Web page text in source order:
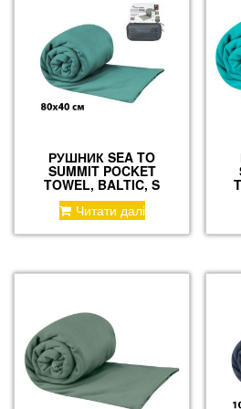
РУШНИК SEA TO
SUMMIT POCKET
TOWEL, BALTIC, S
Читати далі